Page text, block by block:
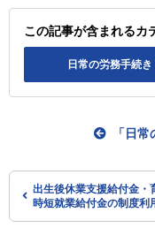
この記事が含まれるカ
日常の労務手続き
出生後休業支援給付金・
時短就業給付金の制度利
「日